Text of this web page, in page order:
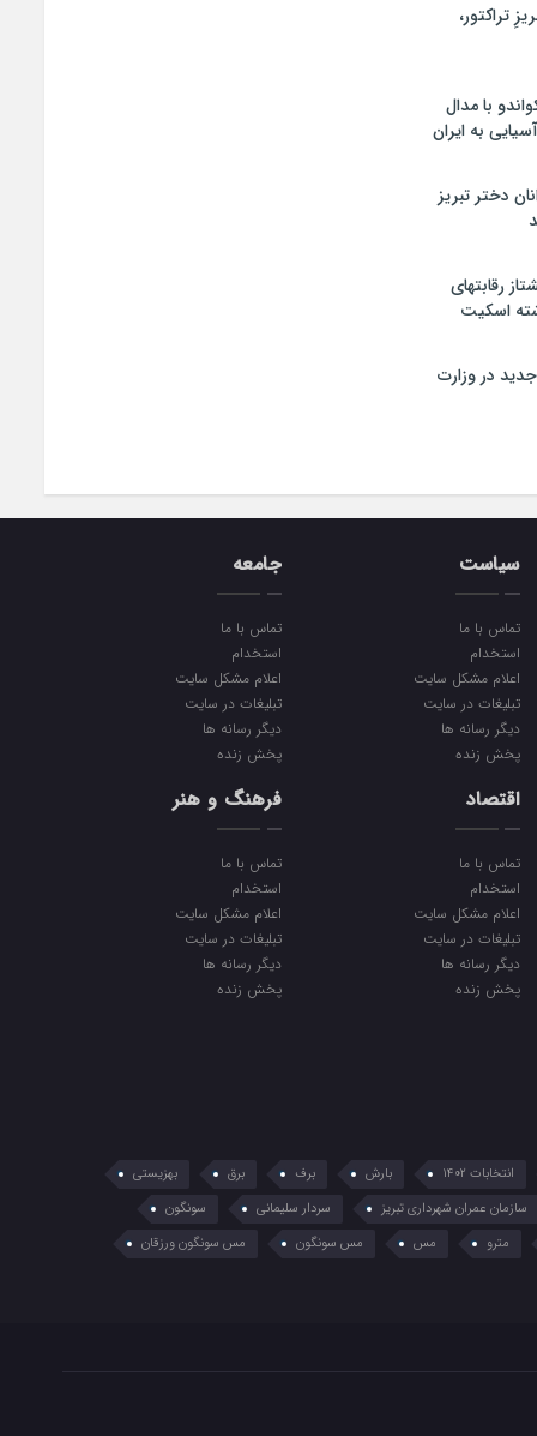
تراکتور،
با مدال
به ایران
دختر تبریز
رقابتهای
اسکیت
در وزارت
سیاست
تماس با ما
استخدام
اعلام مشکل سایت
تبلیغات در سایت
دیگر رسانه ها
پخش زنده
اقتصاد
تماس با ما
استخدام
اعلام مشکل سایت
تبلیغات در سایت
دیگر رسانه ها
پخش زنده
جامعه
تماس با ما
استخدام
اعلام مشکل سایت
تبلیغات در سایت
دیگر رسانه ها
پخش زنده
فرهنگ و هنر
تماس با ما
استخدام
اعلام مشکل سایت
تبلیغات در سایت
دیگر رسانه ها
پخش زنده
انتخابات 1402 بارش برف برق
بهزیستی
سازمان عمران شهرداری تبریز سردار سلیمانی
سونگون
مترو مس مس سونگون
مس سونگون ورزقان